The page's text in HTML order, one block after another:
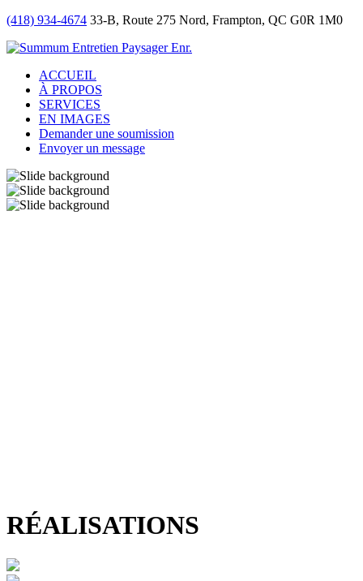
(418) 934-4674 33-B, Route 275 Nord, Frampton, QC G0R 1M0
ACCUEIL
À PROPOS
SERVICES
EN IMAGES
Demander une soumission
Envoyer un message
RÉALISATIONS